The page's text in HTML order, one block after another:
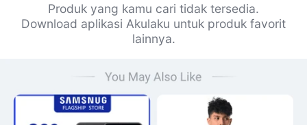
Produk yang kamu cari tidak tersedia.
Download aplikasi Akulaku untuk produk favorit
lainnya.